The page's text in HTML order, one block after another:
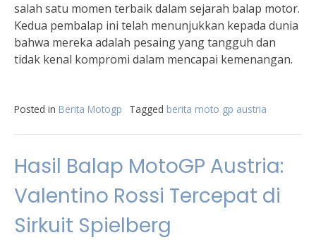
salah satu momen terbaik dalam sejarah balap motor.
Kedua pembalap ini telah menunjukkan kepada dunia
bahwa mereka adalah pesaing yang tangguh dan
tidak kenal kompromi dalam mencapai kemenangan.
Posted in Berita Motogp Tagged berita moto gp austria
Hasil Balap MotoGP Austria:
Valentino Rossi Tercepat di
Sirkuit Spielberg